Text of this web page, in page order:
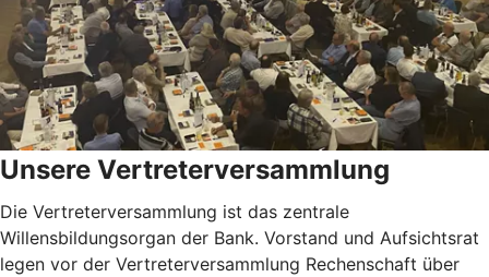
Unsere Vertreterversammlung
Die Vertreterversammlung ist das zentrale
Willensbildungsorgan der Bank. Vorstand und Aufsichtsrat
legen vor der Vertreterversammlung Rechenschaft über